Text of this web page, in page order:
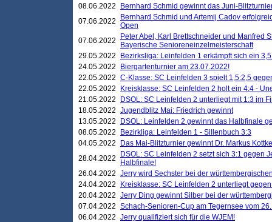
08.06.2022
Bernhard Schmid gewinnt das Juni-
07.06.2022
Bernhard Schmid und Artemij Cadov
Open
07.06.2022
Peter Abel, Karl Brettschneider und Manfred
Bayerische Senioreneinzelmeisterschaft
29.05.2022
Bezirksliga: Leinfelden 1 erkämpft sich ein
24.05.2022
Biergartenturnier am 23.07.2022!
22.05.2022 C-Klasse: SC Leinfelden 3 spielt 1,5:2,5
22.05.2022
Kreisklasse: SC Leinfelden 2 holt ein 4:4 -
21.05.2022
DSOL: SC Leinfelden 2 unterliegt mit 1:3 im
18.05.2022 Jugendblitz Mai: Friedrich gewinnt
13.05.2022
DSOL: Leinfelden 2 gewinnt das Halbfinale
08.05.2022
Bezirkliga: Leinfelden 1 - Sillenbuch 3:3
04.05.2022
Das Mai-Blitzturnier gewinnt Dr. Markus
28.04.2022
DSOL: SC Leinfelden 2 setzt sich 3:1 gegen
Halbfinale!
26.04.2022 Jerry wird Sechster bei der
24.04.2022
Kreisklasse: SC Leinfelden 2 unterliegt
20.04.2022 Jerry Ding gewinnt Silber bei der
07.04.2022 Schach-Senioren-Cup am Tegernsee vom
06.04.2022 Jerry qualifiziert sich für die WJEM!